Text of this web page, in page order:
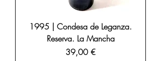
1995 | Condesa de Leganza.
Reserva. La Mancha
Precio
39,00 €